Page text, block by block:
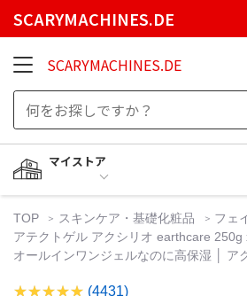
SCARYMACHINES.DE
SCARYMACHINES.DE
マイストア
TOP スキンケア・基礎化粧品 フェ
アテクトゲル アクシリオ earthcare 250g
オールインワンジェルなのに高保湿 │ ア
(4431)